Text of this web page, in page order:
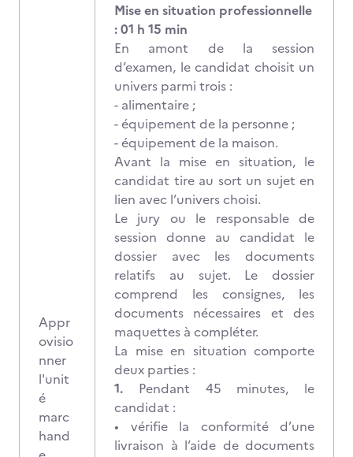
Appr
ovisio
nner
l'unit
é
marc
hand
Mise en situation professionnelle
: 01 h 15 min
En amont de la session
d’examen, le candidat choisit un
univers parmi trois :
- alimentaire ;
- équipement de la personne ;
- équipement de la maison.
Avant la mise en situation, le
candidat tire au sort un sujet en
lien avec l’univers choisi.
Le jury ou le responsable de
session donne au candidat le
dossier avec les documents
relatifs au sujet. Le dossier
comprend les consignes, les
documents nécessaires et des
maquettes à compléter.
La mise en situation comporte
deux parties :
1. Pendant 45 minutes, le
candidat :
• vérifie la conformité d’une
livraison à l’aide de documents